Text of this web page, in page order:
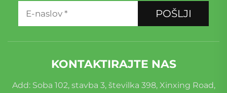
POŠLJI
KONTAKTIRAJTE NAS
Add: Soba 102, stavba 3, številka 398, Xinxing Road,